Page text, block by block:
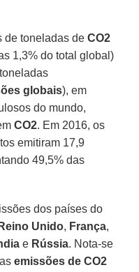
de toneladas deCO2
1,3% do total global)
globais), em
do mundo,
CO2. Em 2016, os
emitiram 17,9
49,5% das
dos países do
Reino Unido, França,
e Rússia. Nota-se
asemissões de CO2